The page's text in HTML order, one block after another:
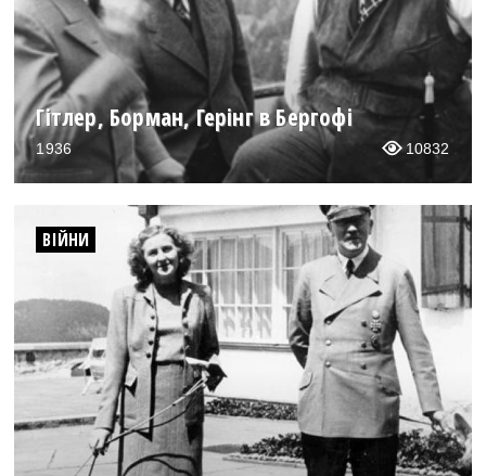
Гітлер, Борман, Герінг в Бергофі
1936 10832
ВІЙНИ